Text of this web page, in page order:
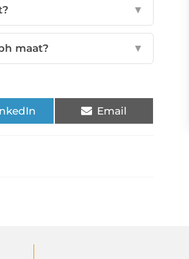
▼
maat? ▼
Email